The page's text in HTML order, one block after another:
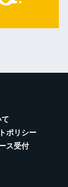
ポリシー
ス受付